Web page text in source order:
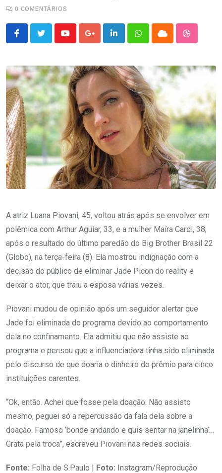
0 COMENTÁRIOS
YoutubeGoogle+LinkedInWhatsappCloud
A atriz Luana Piovani, 45, voltou atrás após se envolver em
polêmica com Arthur Aguiar, 33, e a mulher Maíra Cardi, 38,
após o resultado do último paredão do Big Brother Brasil 22
(Globo), na terça-feira (8). Ela mostrou indignação com a
decisão do público de eliminar Jade Picon do reality e
deixar o ator, que traiu a esposa várias vezes.
Piovani mudou de opinião após um seguidor alertar que
Jade foi eliminada do programa devido ao comportamento
dela no confinamento. Ela admitiu que não assiste ao
programa e pensou que a influenciadora tinha sido eliminada
pelo discurso de que doaria o dinheiro do prêmio para cinco
instituições carentes.
“Ok, então. Achei que fosse pela doação. Não assisto
mesmo, peguei só a repercussão da fala dela sobre a
doação. Famoso ‘bonde andando e quis sentar na janelinha’…
Grata pela troca”, escreveu Piovani nas redes sociais.
Fonte: Folha de S.Paulo | Foto: Instagram/Reprodução